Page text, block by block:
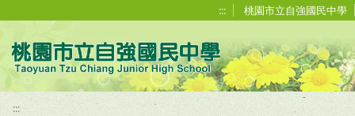
::: 桃園市立自強國民中學
:::